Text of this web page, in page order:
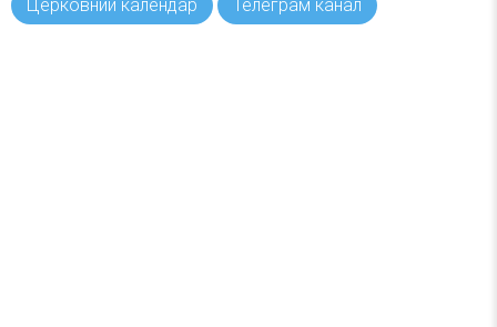
Церковний календар Телеграм канал